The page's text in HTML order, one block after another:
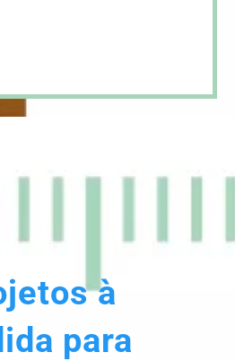
à
para